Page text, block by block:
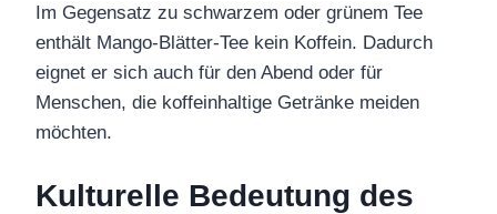
Im Gegensatz zu schwarzem oder grünem Tee
enthält Mango-Blätter-Tee kein Koffein. Dadurch
eignet er sich auch für den Abend oder für
Menschen, die koffeinhaltige Getränke meiden
möchten.
Kulturelle Bedeutung des